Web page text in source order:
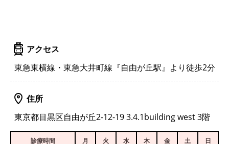
アクセス
東急東横線・東急大井町線『自由が丘駅』より徒歩2分
住所
東京都目黒区自由が丘2-12-19 3.4.1building west 3階
診療時間 月 火 水 木 金 土 日